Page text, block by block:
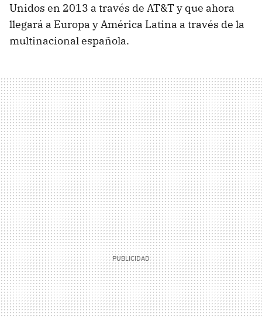
Unidos en 2013 a través de AT&T y que ahora
llegará a Europa y América Latina a través de la
multinacional española.